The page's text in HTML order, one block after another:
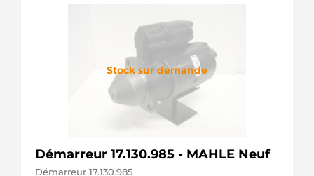
Stock sur demande
Démarreur 17.130.985 - MAHLE Neuf
Démarreur 17.130.985